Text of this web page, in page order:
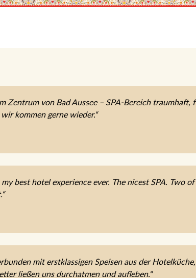
Zentrum von Bad Aussee – SPA-Bereich traumhaft,
kommen gerne wieder.“
best hotel experience ever. The nicest SPA. Two of
mit erstklassigen Speisen aus der
ließen uns durchatmen und aufleben.“